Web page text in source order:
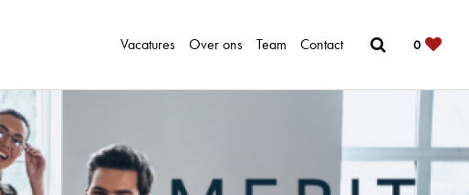
0
Vacatures Over ons Team Contact